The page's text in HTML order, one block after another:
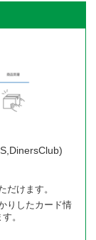
だけます。
りしたカード情
。